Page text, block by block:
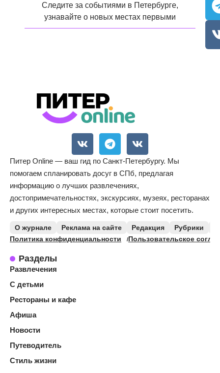
Следите за событиями в Петербурге,
узнавайте о новых местах первыми
Питер Online — ваш гид по Санкт-Петербургу. Мы
помогаем спланировать досуг в СПб, предлагая
информацию о лучших развлечениях,
достопримечательностях, экскурсиях, музеях, ресторанах
и других интересных местах, которые стоит посетить.
О журнале Реклама на сайте Редакция Рубрики
Политика конфиденциальности
Пользовательское
Разделы
Развлечения
С детьми
Рестораны и кафе
Афиша
Новости
Путеводитель
Стиль жизни